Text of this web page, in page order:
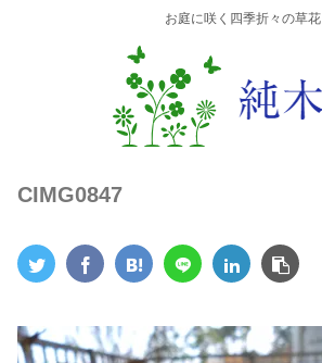
お庭に咲く四季折々の草花
CIMG0847